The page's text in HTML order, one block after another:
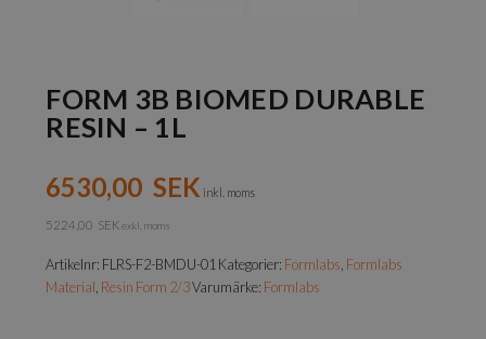
FORM 3B BIOMED DURABLE
RESIN – 1L
6530,00 SEK inkl. moms
5224,00 SEK exkl. moms
Artikelnr: FLRS-F2-BMDU-01 Kategorier: Formlabs Formlabs
Material Resin Form 2/3Varumärke: Formlabs